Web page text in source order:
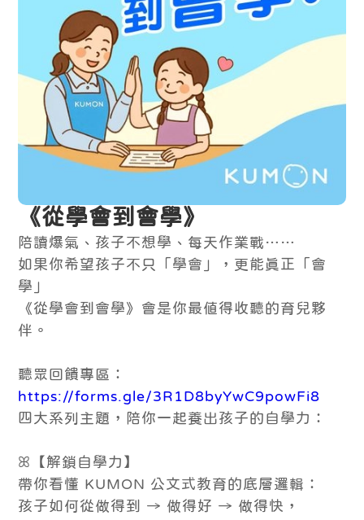
《從學會到會學》
陪讀爆氣、孩子不想學、每天作業戰……
如果你希望孩子不只「學會」，更能真正「會
學」
《從學會到會學》會是你最值得收聽的育兒夥
伴。
聽眾回饋專區：
https://forms.gle/3R1D8byYwC9powFi8
四大系列主題，陪你一起養出孩子的自學力：
ꕤ【解鎖自學力】
帶你看懂 KUMON 公文式教育的底層邏輯：
孩子如何從做得到 → 做得好 → 做得快，